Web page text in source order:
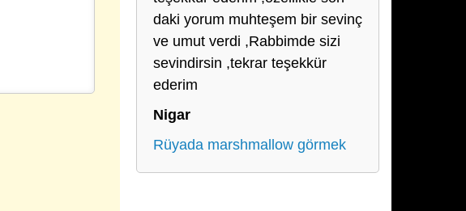
daki yorum muhteşem bir sevinç
ve umut verdi ,Rabbimde sizi
sevindirsin ,tekrar teşekkür
ederim
Nigar
Rüyada marshmallow görmek